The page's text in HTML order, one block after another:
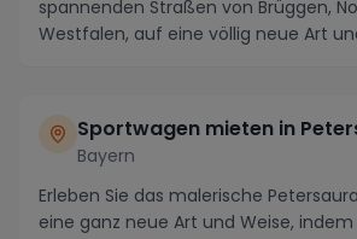
spannenden Straßen von Brüggen,
Westfalen, auf eine völlig neue Art
Sportwagen mieten in
Bayern
Erleben Sie das malerische
eine ganz neue Art und Weise, indem